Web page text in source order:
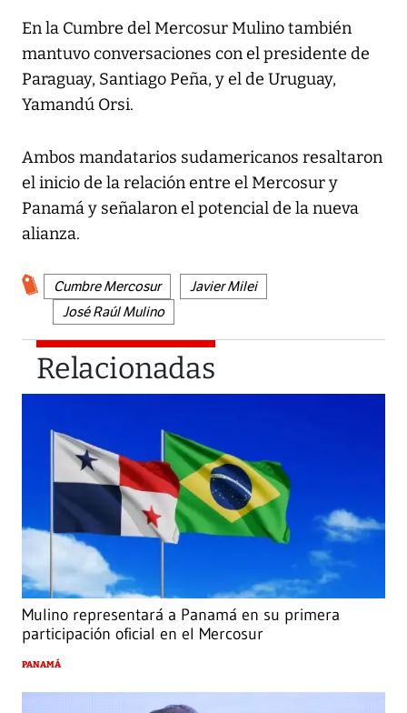
En la Cumbre del Mercosur Mulino también
mantuvo conversaciones con el presidente de
Paraguay, Santiago Peña, y el de Uruguay,
Yamandú Orsi.
Ambos mandatarios sudamericanos resaltaron
el inicio de la relación entre el Mercosur y
Panamá y señalaron el potencial de la nueva
alianza.
Cumbre Mercosur
Javier Milei
José Raúl Mulino
Relacionadas
Mulino representará a Panamá en su primera
participación oficial en el Mercosur
PANAMÁ